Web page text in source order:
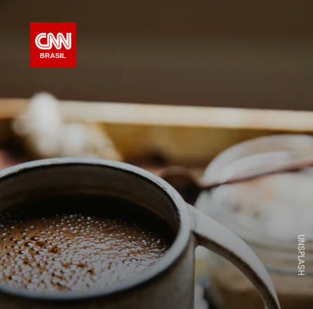
UNSPLASH